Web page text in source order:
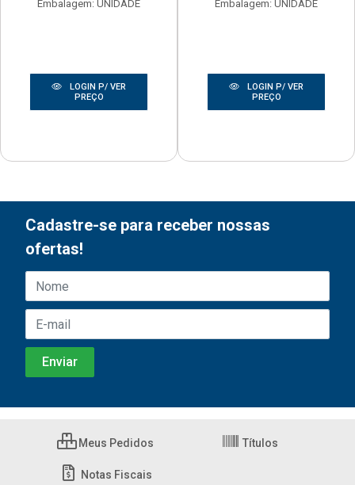
Embalagem: UNIDADE
LOGIN P/ VER
PREÇO
Embalagem: UNIDADE
LOGIN P/ VER
PREÇO
Cadastre-se para receber nossas
ofertas!
Meus Pedidos Títulos
Notas Fiscais